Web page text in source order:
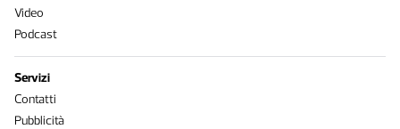
Video
Podcast
Servizi
Contatti
Pubblicità